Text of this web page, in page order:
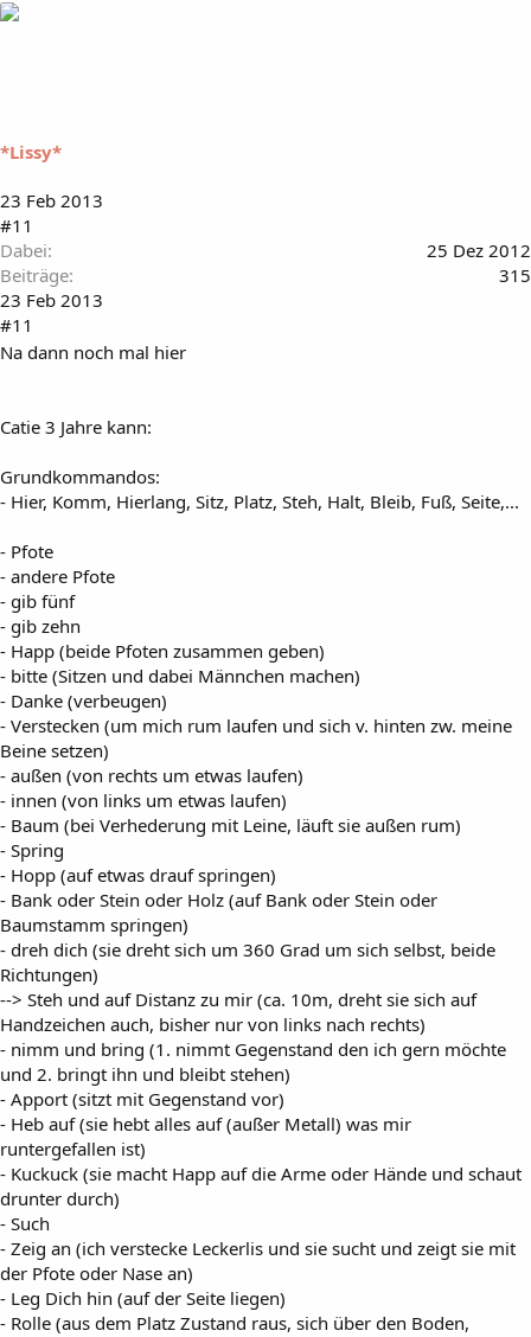
*Lissy*
23 Feb 2013
#11
Dabei
25 Dez 2012
Beiträge
315
23 Feb 2013
#11
Na dann noch mal hier
Catie 3 Jahre kann:
Grundkommandos:
- Hier, Komm, Hierlang, Sitz, Platz, Steh, Halt, Bleib, Fuß, Seite,...
- Pfote
- andere Pfote
- gib fünf
- gib zehn
- Happ (beide Pfoten zusammen geben)
- bitte (Sitzen und dabei Männchen machen)
- Danke (verbeugen)
- Verstecken (um mich rum laufen und sich v. hinten zw. meine
Beine setzen)
- außen (von rechts um etwas laufen)
- innen (von links um etwas laufen)
- Baum (bei Verhederung mit Leine, läuft sie außen rum)
- Spring
- Hopp (auf etwas drauf springen)
- Bank oder Stein oder Holz (auf Bank oder Stein oder
Baumstamm springen)
- dreh dich (sie dreht sich um 360 Grad um sich selbst, beide
Richtungen)
--> Steh und auf Distanz zu mir (ca. 10m, dreht sie sich auf
Handzeichen auch, bisher nur von links nach rechts)
- nimm und bring (1. nimmt Gegenstand den ich gern möchte
und 2. bringt ihn und bleibt stehen)
- Apport (sitzt mit Gegenstand vor)
- Heb auf (sie hebt alles auf (außer Metall) was mir
runtergefallen ist)
- Kuckuck (sie macht Happ auf die Arme oder Hände und schaut
drunter durch)
- Such
- Zeig an (ich verstecke Leckerlis und sie sucht und zeigt sie mit
der Pfote oder Nase an)
- Leg Dich hin (auf der Seite liegen)
- Rolle (aus dem Platz Zustand raus, sich über den Boden,